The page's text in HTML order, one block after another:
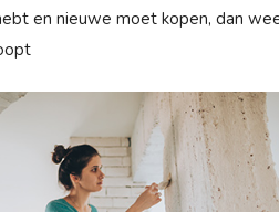
en nieuwe moet kopen, dan